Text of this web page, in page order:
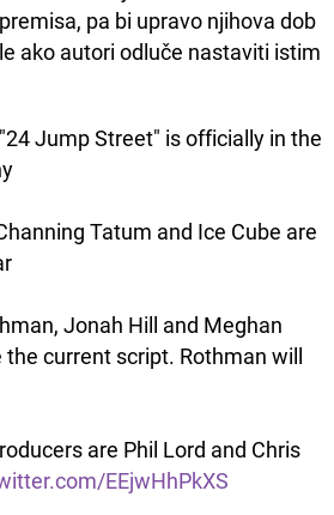
pa bi upravo njihova dob
ako autori odluče nastaviti istim
"24 Jump Street" is officially in the
Tatum and Ice Cube are
Jonah Hill and Meghan
current script. Rothman will
are Phil Lord and Chris
EEjwHhPkXS